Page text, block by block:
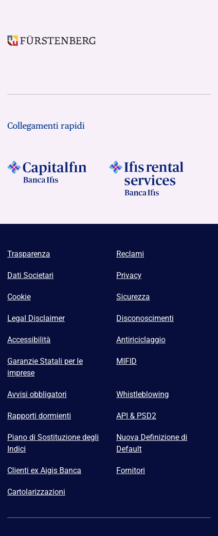
Collegamenti rapidi
Trasparenza Reclami
Dati Societari Privacy
Cookie Sicurezza
Legal Disclaimer Disconoscimenti
Accessibilità Antiriciclaggio
Garanzie Statali per le
imprese
MIFID
Avvisi obbligatori Whistleblowing
Rapporti dormienti API & PSD2
Piano di Sostituzione degli
Indici
Nuova Definizione di
Default
Clienti ex Aigis Banca Fornitori
Cartolarizzazioni